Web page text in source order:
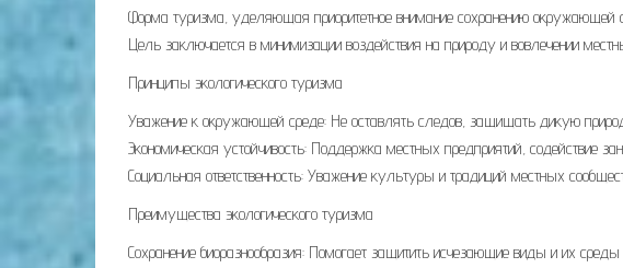
Форма туризма, уделяющая приоритетное внимание сохранению окружающей
Цель заключается в минимизации воздействия на природу и вовлечении
Принципы экологического туризма
Уважение к окружающей среде: Не оставлять следов, защищать дикую
Экономическая устойчивость: Поддержка местных предприятий, содействие
Социальная ответственность: Уважение культуры и традиций местных
Преимущества экологического туризма
Сохранение биоразнообразия: Помогает защитить исчезающие виды и их среды